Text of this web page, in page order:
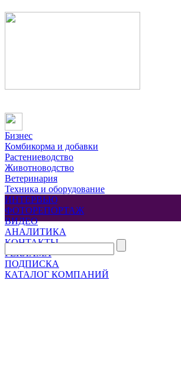
Бизнес
Комбикорма и добавки
Растениеводство
Животноводство
Ветеринария
Техника и оборудование
ИНТЕРВЬЮ
ФОТОРЕПОРТАЖ
ВИДЕО
АНАЛИТИКА
КОНТАКТЫ
РЕКЛАМА
ПОДПИСКА
КАТАЛОГ КОМПАНИЙ